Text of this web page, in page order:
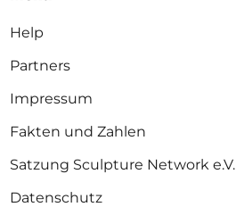
Help
Partners
Impressum
Fakten und Zahlen
Satzung Sculpture Network e.V.
Datenschutz